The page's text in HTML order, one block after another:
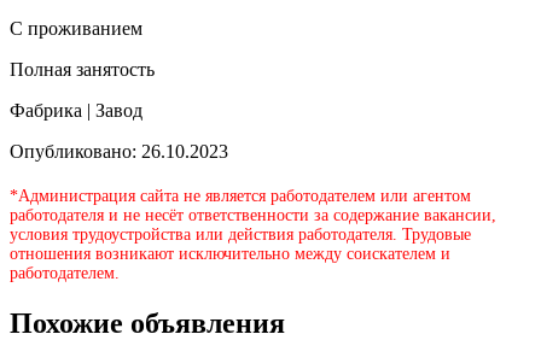
С проживанием
Полная занятость
Фабрика | Завод
Опубликовано: 26.10.2023
*Администрация сайта не является работодателем или агентом
работодателя и не несёт ответственности за содержание вакансии,
условия трудоустройства или действия работодателя. Трудовые
отношения возникают исключительно между соискателем и
работодателем.
Похожие объявления